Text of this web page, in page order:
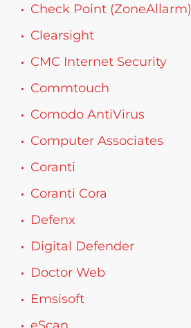
Check Point (ZoneAllarm)
Clearsight
CMC Internet Security
Commtouch
Comodo AntiVirus
Computer Associates
Coranti
Coranti Cora
Defenx
Digital Defender
Doctor Web
Emsisoft